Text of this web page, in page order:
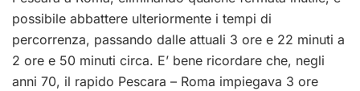
possibile abbattere ulteriormente i tempi di
percorrenza, passando dalle attuali 3 ore e 22 minuti a
2 ore e 50 minuti circa. E’ bene ricordare che, negli
anni 70, il rapido Pescara – Roma impiegava 3 ore